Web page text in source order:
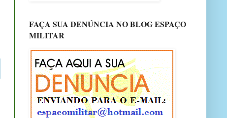
FAÇA SUA DENÚNCIA NO BLOG ESPAÇO
MILITAR